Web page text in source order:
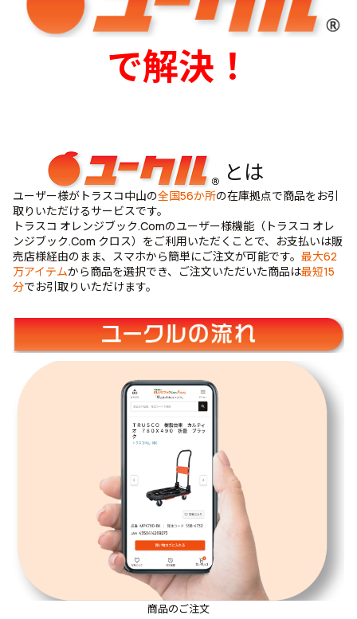
で解決！
とは
ユーザー様がトラスコ中山の全国56か所の在庫拠点で商品をお引
取りいただけるサービスです。
トラスコ オレンジブック.Comのユーザー様機能（トラスコ オレ
ンジブック.Com クロス）をご利用いただくことで、お支払いは販
売店様経由のまま、スマホから簡単にご注文が可能です。 最大62
万アイテムから商品を選択でき、ご注文いただいた商品は最短15
分でお引取りいただけます。
商品のご注文